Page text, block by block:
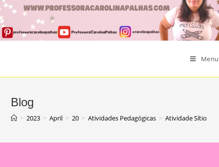
Menu
Blog
> 2023 > April > 20 > Atividades Pedagógicas > Atividade Sítio do